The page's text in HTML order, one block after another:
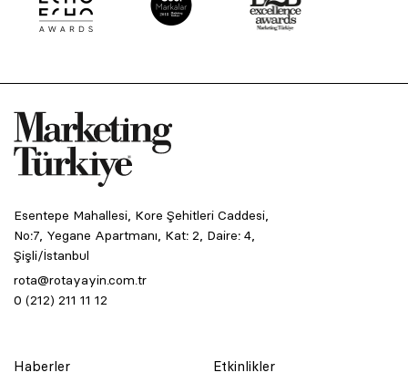
Esentepe Mahallesi, Kore Şehitleri Caddesi,
No:7, Yegane Apartmanı, Kat: 2, Daire: 4,
Şişli/İstanbul
rota@rotayayin.com.tr
0 (212) 211 11 12
Haberler
Etkinlikler